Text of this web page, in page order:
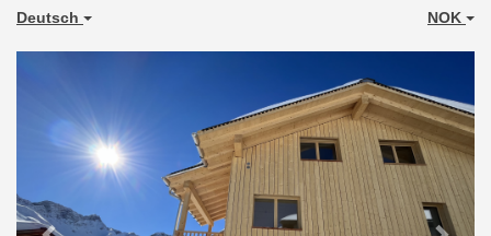
Deutsch NOK